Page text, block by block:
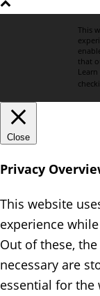
This
that
Close
Privacy
This website
experience
Out of these,
necessary are
essential for